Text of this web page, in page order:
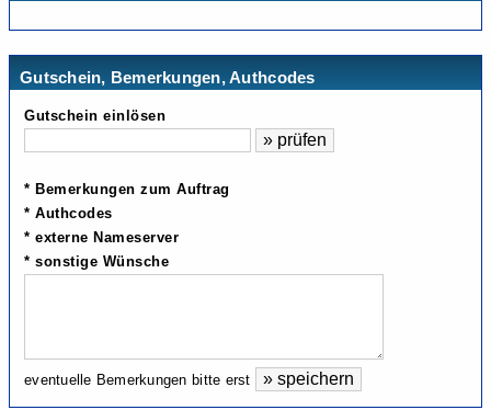
Gutschein, Bemerkungen, Authcodes
Gutschein einlösen
* Bemerkungen zum Auftrag
* Authcodes
* externe Nameserver
* sonstige Wünsche
eventuelle Bemerkungen bitte erst